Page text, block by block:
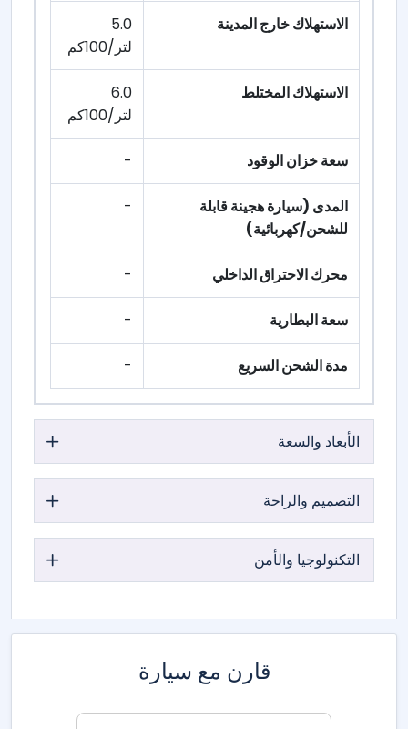
الاستهلاك خارج المدينة
5.0
لتر/100كم
الاستهلاك المختلط
6.0
لتر/100كم
سعة خزان الوقود -
المدى (سيارة هجينة قابلة
للشحن/كهربائية)
-
محرك الاحتراق الداخلي -
سعة البطارية -
مدة الشحن السريع -
الأبعاد والسعة
التصميم والراحة
التكنولوجيا والأمن
قارن مع سيارة